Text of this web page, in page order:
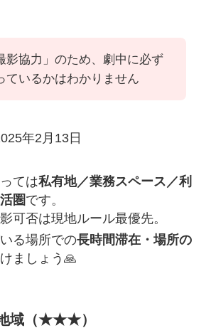
影協力」のため、劇中に必ず
ているかはわかりません
年2月13日
ては私有地／業務スペース／利
圏です。
可否は現地ルール最優先。
る場所での長時間滞在・場所の
ましょう🙏
域（★★★）